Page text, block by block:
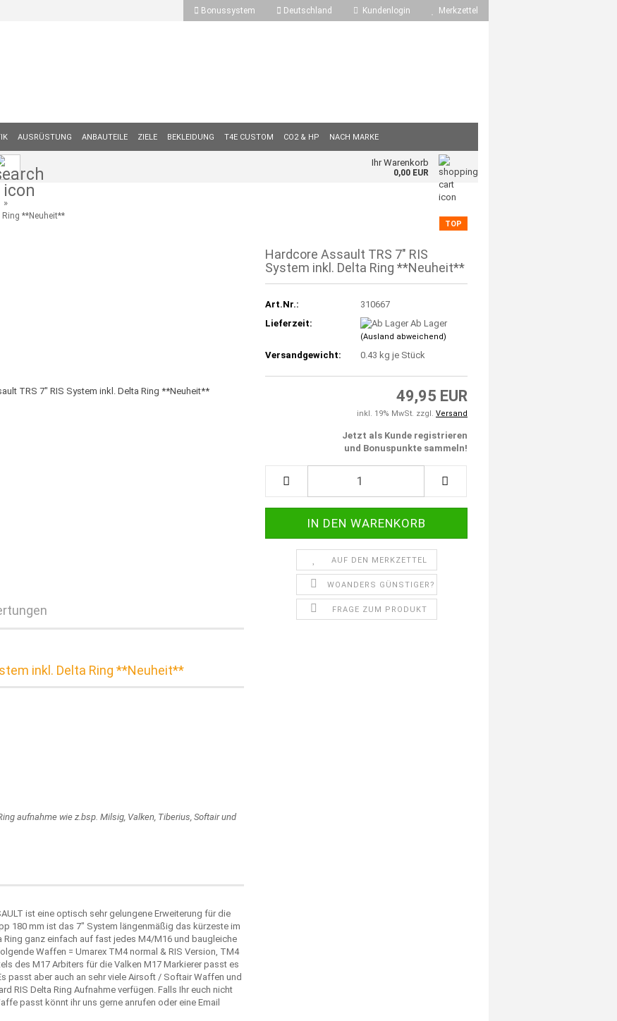
Bonussystem Deutschland Kundenlogin Merkzettel
AUSRÜSTUNG ANBAUTEILE ZIELE BEKLEIDUNG T4E CUSTOM CO2 & HP NACH MARKE
Ihr Warenkorb
0,00 EUR
»
Ring **Neuheit**
TOP
Hardcore Assault TRS 7" RIS
System inkl. Delta Ring **Neuheit**
Art.Nr.:
310667
Lieferzeit:
Ab Lager
(Ausland abweichend)
Versandgewicht: 0.43 kg je Stück
49,95 EUR
inkl. 19% MwSt. zzgl. Versand
Jetzt als Kunde registrieren
und Bonuspunkte sammeln!
AUF DEN MERKZETTEL
WOANDERS GÜNSTIGER?
FRAGE ZUM PRODUKT
inkl. Delta Ring **Neuheit**
aufnahme wie z.bsp. Milsig, Valken, Tiberius, Softair und
ist eine optisch sehr gelungene Erweiterung für die
180 mm ist das 7" System längenmäßig das kürzeste im
ganz einfach auf fast jedes M4/M16 und baugleiche
Waffen = Umarex TM4 normal & RIS Version, TM4
des M17 Arbiters für die Valken M17 Markierer passt es
passt aber auch an sehr viele Airsoft / Softair Waffen und
RIS Delta Ring Aufnahme verfügen. Falls Ihr euch nicht
passt könnt ihr uns gerne anrufen oder eine Email